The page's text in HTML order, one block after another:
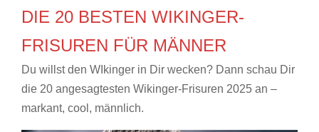
DIE 20 BESTEN WIKINGER-
FRISUREN FÜR MÄNNER
Du willst den WIkinger in Dir wecken? Dann schau Dir
die 20 angesagtesten Wikinger-Frisuren 2025 an –
markant, cool, männlich.